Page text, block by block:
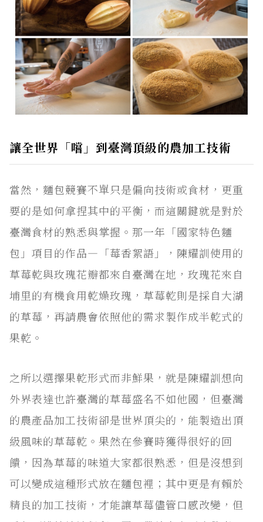
讓全世界「嚐」到臺灣頂級的農加工技術
當然，麵包競賽不單只是偏向技術或食材，更重
要的是如何拿捏其中的平衡，而這關鍵就是對於
臺灣食材的熟悉與掌握。那一年「國家特色麵
包」項目的作品―「莓香絮語」，陳耀訓使用的
草莓乾與玫瑰花瓣都來自臺灣在地，玫瑰花來自
埔里的有機食用乾燥玫瑰，草莓乾則是採自大湖
的草莓，再請農會依照他的需求製作成半乾式的
果乾。
之所以選擇果乾形式而非鮮果，就是陳耀訓想向
外界表達也許臺灣的草莓盛名不如他國，但臺灣
的農產品加工技術卻是世界頂尖的，能製造出頂
級風味的草莓乾。果然在參賽時獲得很好的回
饋，因為草莓的味道大家都很熟悉，但是沒想到
可以變成這種形式放在麵包裡；其中更是有賴於
精良的加工技術，才能讓草莓儘管口感改變，但